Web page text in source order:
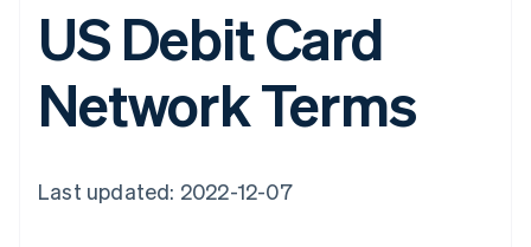
US Debit Card
Network Terms
Last updated: 2022-12-07
Griekenland
English
English
Hongkong SAR, China
English